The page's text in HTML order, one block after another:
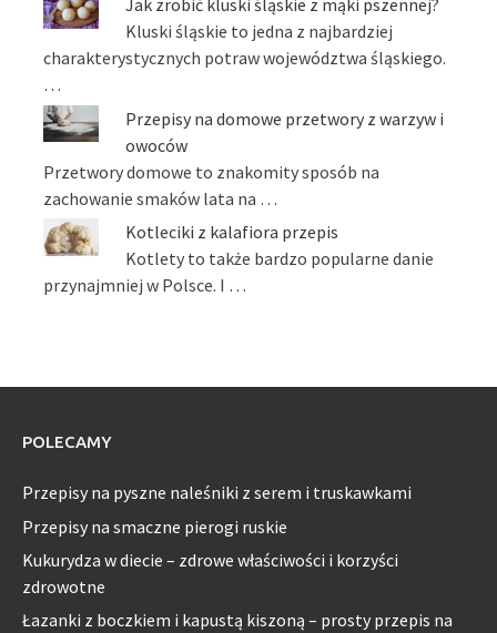
Jak zrobić kluski śląskie z mąki pszennej?
Kluski śląskie to jedna z najbardziej
charakterystycznych potraw województwa śląskiego.
…
Przepisy na domowe przetwory z warzyw i
owoców
Przetwory domowe to znakomity sposób na
zachowanie smaków lata na …
Kotleciki z kalafiora przepis
Kotlety to także bardzo popularne danie
przynajmniej w Polsce. I …
POLECAMY
Przepisy na pyszne naleśniki z serem i truskawkami
Przepisy na smaczne pierogi ruskie
Kukurydza w diecie – zdrowe właściwości i korzyści
zdrowotne
Łazanki z boczkiem i kapustą kiszoną – prosty przepis na